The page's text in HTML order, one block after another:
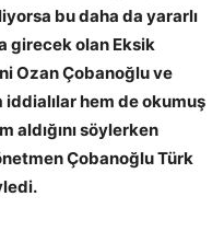
bu daha da yararlı
girecek olan Eksik
Ozan Çobanoğlu ve
hem de okumuş
aldığını söylerken
Çobanoğlu Türk